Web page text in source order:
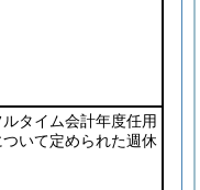
ルタイム会計年度任用
いて定められた週休